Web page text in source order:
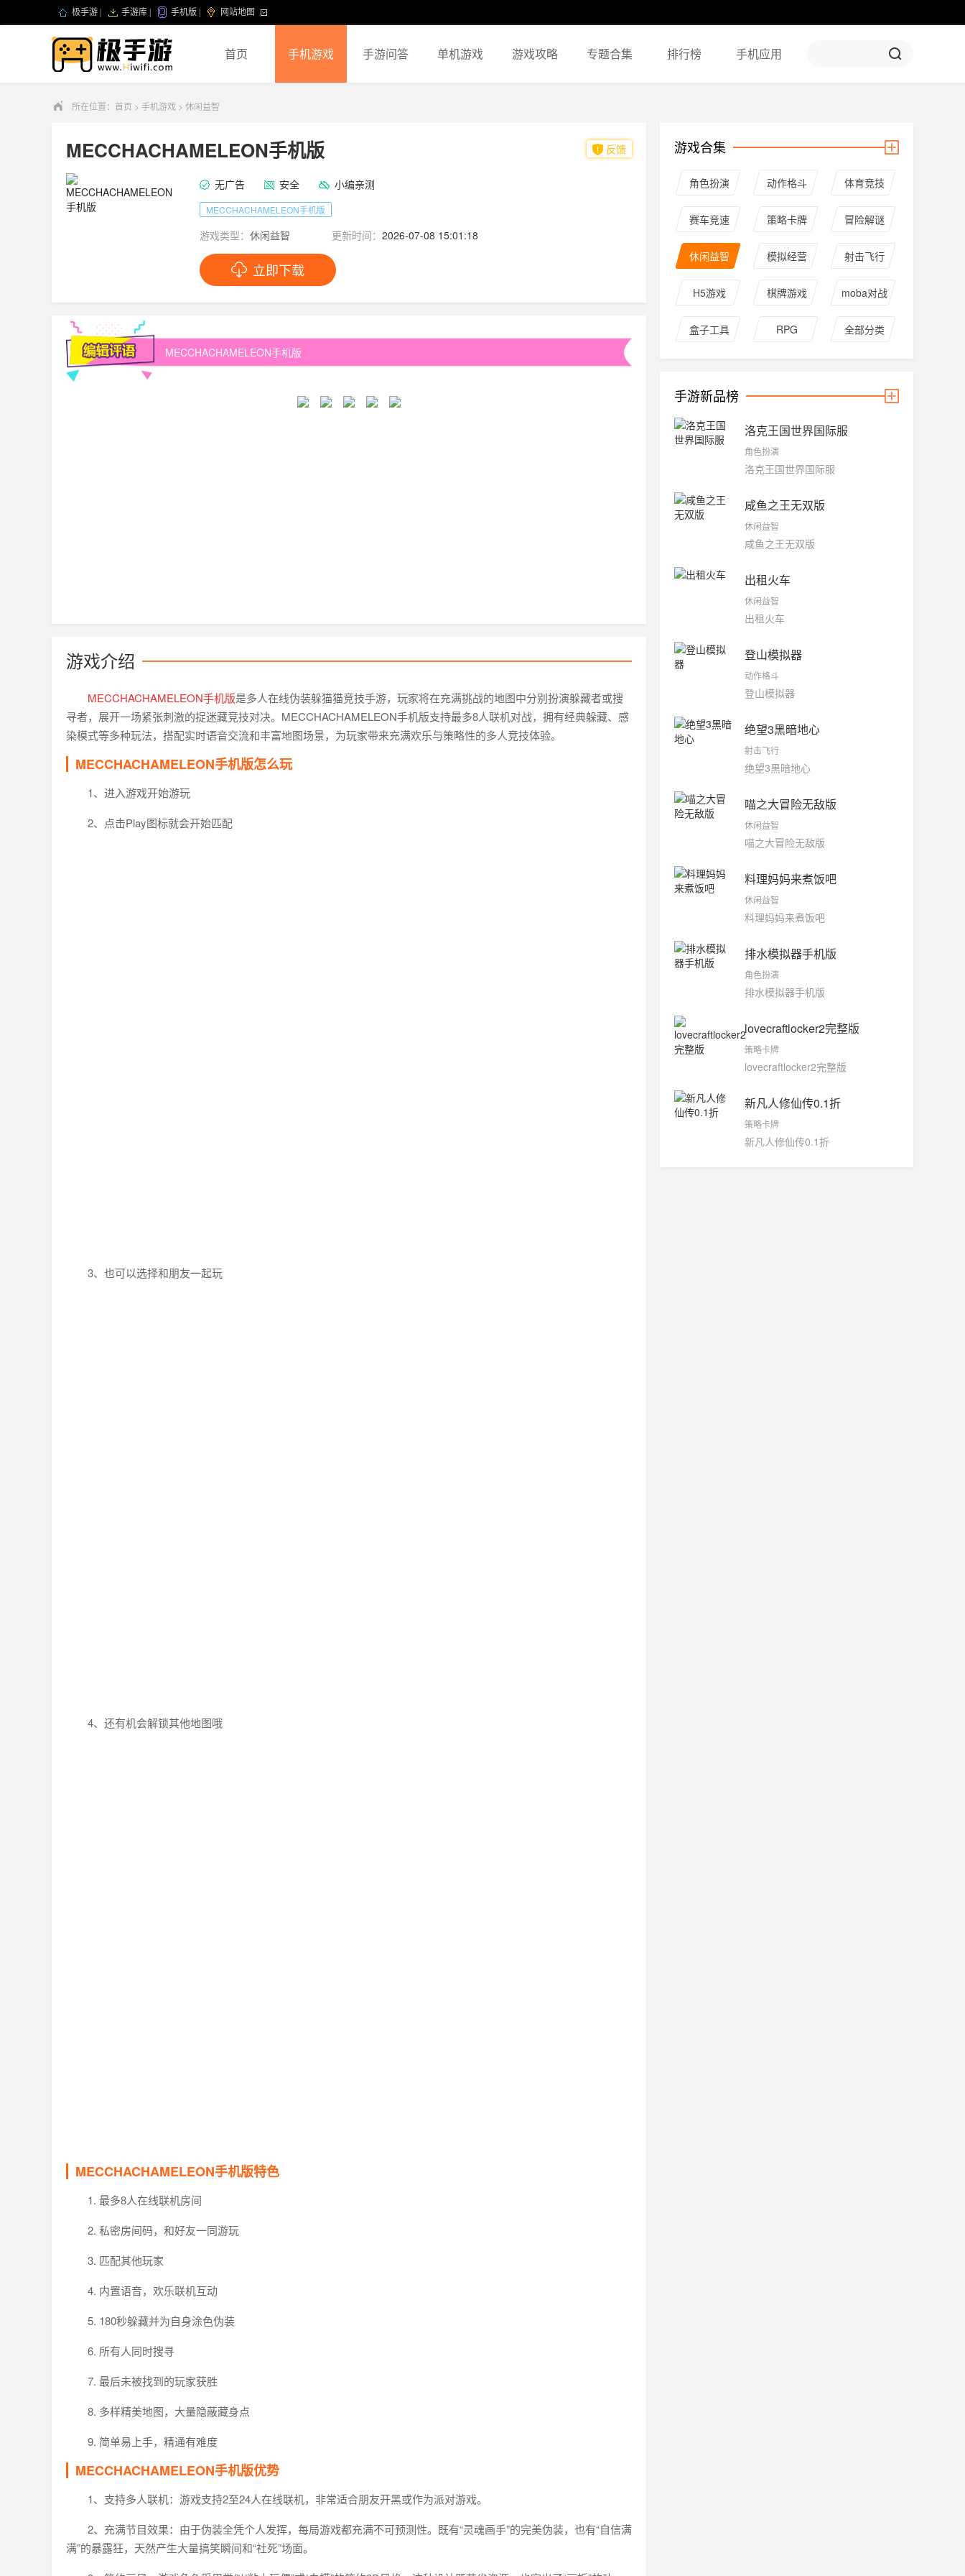
极手游 手游库 手机版 网站地图
首页 手机游戏 手游问答 单机游戏 游戏攻略 专题合集 排行榜 手机应用
所在位置： 首页 > 手机游戏 > 休闲益智
MECCHACHAMELEON手机版
无广告 安全 小编亲测
MECCHACHAMELEON手机版
游戏类型： 休闲益智 更新时间： 2026-07-08 15:01:18
立即下载
反馈
MECCHACHAMELEON手机版
游戏介绍
MECCHACHAMELEON手机版是多人在线伪装躲猫猫竞技手游，玩家将在充满挑战的地图中分别扮演躲藏者或搜
寻者，展开一场紧张刺激的捉迷藏竞技对决。MECCHACHAMELEON手机版支持最多8人联机对战，拥有经典躲藏、感
染模式等多种玩法，搭配实时语音交流和丰富地图场景，为玩家带来充满欢乐与策略性的多人竞技体验。
MECCHACHAMELEON手机版怎么玩
1、进入游戏开始游玩
2、点击Play图标就会开始匹配
3、也可以选择和朋友一起玩
4、还有机会解锁其他地图哦
MECCHACHAMELEON手机版特色
1. 最多8人在线联机房间
2. 私密房间码，和好友一同游玩
3. 匹配其他玩家
4. 内置语音，欢乐联机互动
5. 180秒躲藏并为自身涂色伪装
6. 所有人同时搜寻
7. 最后未被找到的玩家获胜
8. 多样精美地图，大量隐蔽藏身点
9. 简单易上手，精通有难度
MECCHACHAMELEON手机版优势
1、支持多人联机：游戏支持2至24人在线联机，非常适合朋友开黑或作为派对游戏。
2、充满节目效果：由于伪装全凭个人发挥，每局游戏都充满不可预测性。既有“灵魂画手”的完美伪装，也有“自信满
满”的暴露狂，天然产生大量搞笑瞬间和“社死”场面。
游戏合集
角色扮演 动作格斗 体育竞技
赛车竞速 策略卡牌 冒险解谜
休闲益智 模拟经营 射击飞行
H5游戏 棋牌游戏 moba对战
盒子工具 RPG 全部分类
手游新品榜
洛克王国世界国际服
角色扮演
洛克王国世界国际服
咸鱼之王无双版
休闲益智
咸鱼之王无双版
出租火车
休闲益智
出租火车
登山模拟器
动作格斗
登山模拟器
绝望3黑暗地心
射击飞行
绝望3黑暗地心
喵之大冒险无敌版
休闲益智
喵之大冒险无敌版
料理妈妈来煮饭吧
休闲益智
料理妈妈来煮饭吧
排水模拟器手机版
角色扮演
排水模拟器手机版
lovecraftlocker2完整版
策略卡牌
lovecraftlocker2完整版
新凡人修仙传0.1折
策略卡牌
新凡人修仙传0.1折